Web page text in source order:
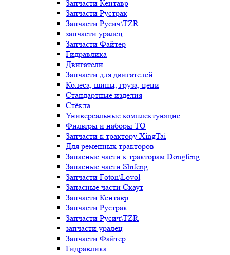
Запчасти Кентавр
Запчасти Рустрак
Запчасти Русич\TZR
запчасти уралец
Запчасти Файтер
Гидравлика
Двигатели
Запчасти для двигателей
Колёса, шины, груза, цепи
Стандартные изделия
Стёкла
Универсальные комплектующие
Фильтры и наборы ТО
Запчасти к трактору XingTai
Для ременных тракторов
Запасные части к тракторам Dongfeng
Запасные части Shifeng
Запчасти Foton\Lovol
Запасные части Скаут
Запчасти Кентавр
Запчасти Рустрак
Запчасти Русич\TZR
запчасти уралец
Запчасти Файтер
Гидравлика